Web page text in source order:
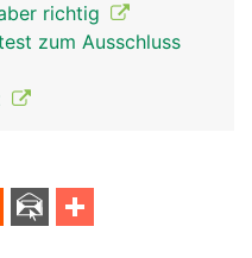
richtig
zum Ausschluss